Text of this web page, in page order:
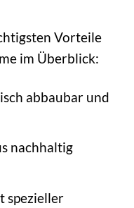
Vorteile
im Überblick:
abbaubar und
nachhaltig
spezieller